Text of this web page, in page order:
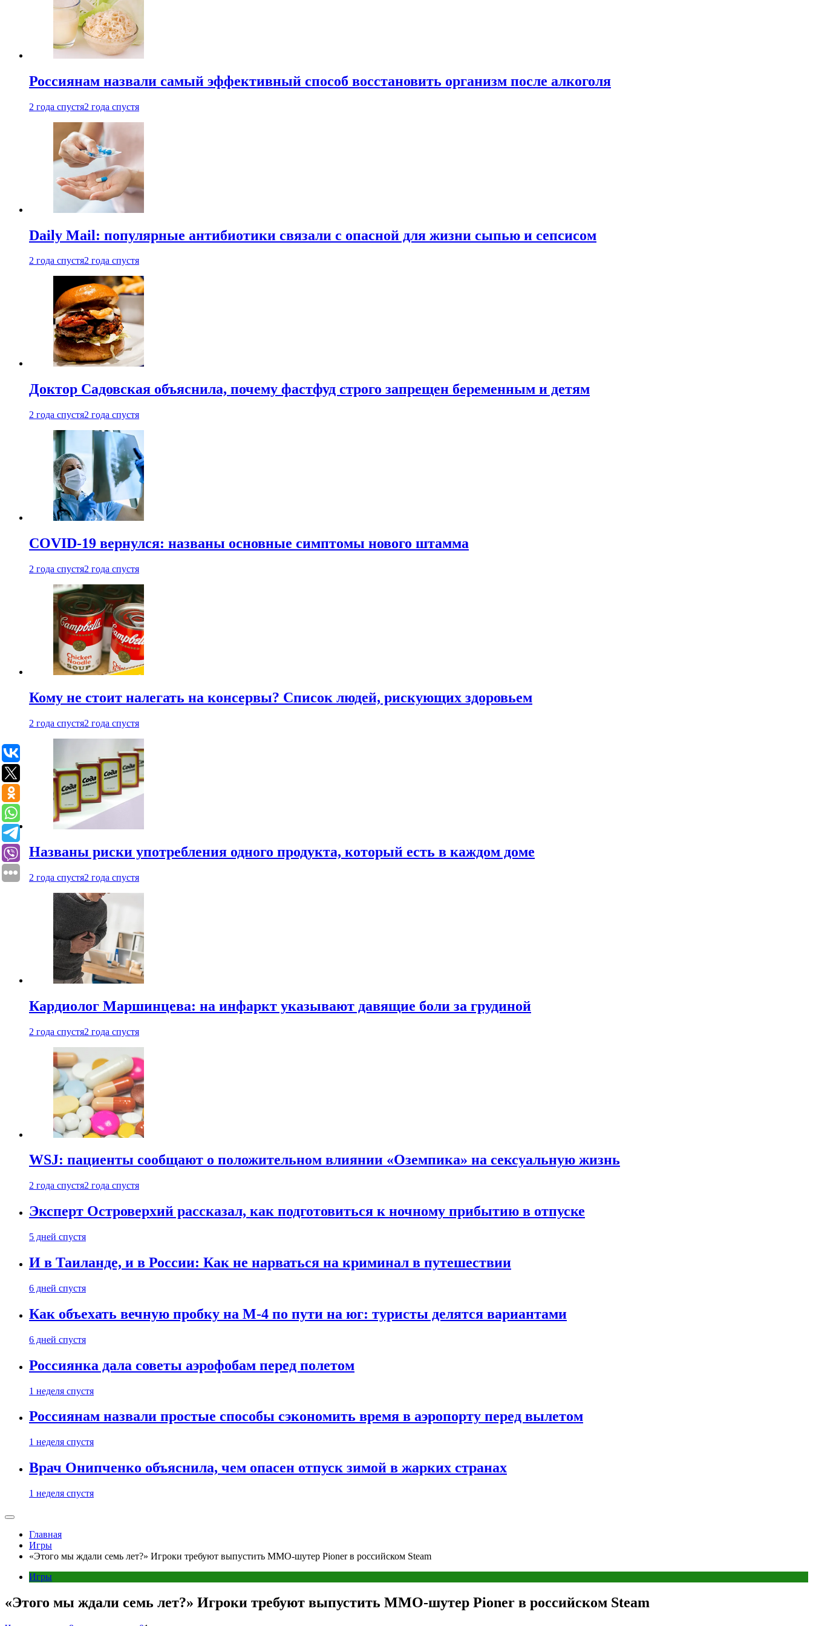
Россиянам назвали самый эффективный способ восстановить организм после алкоголя
2 года спустя2 года спустя
Daily Mail: популярные антибиотики связали с опасной для жизни сыпью и сепсисом
2 года спустя2 года спустя
Доктор Садовская объяснила, почему фастфуд строго запрещен беременным и детям
2 года спустя2 года спустя
COVID-19 вернулся: названы основные симптомы нового штамма
2 года спустя2 года спустя
Кому не стоит налегать на консервы? Список людей, рискующих здоровьем
2 года спустя2 года спустя
Названы риски употребления одного продукта, который есть в каждом доме
2 года спустя2 года спустя
Кардиолог Маршинцева: на инфаркт указывают давящие боли за грудиной
2 года спустя2 года спустя
WSJ: пациенты сообщают о положительном влиянии «Оземпика» на сексуальную жизнь
2 года спустя2 года спустя
Эксперт Островерхий рассказал, как подготовиться к ночному прибытию в отпуске
5 дней спустя
И в Таиланде, и в России: Как не нарваться на криминал в путешествии
6 дней спустя
Как объехать вечную пробку на М-4 по пути на юг: туристы делятся вариантами
6 дней спустя
Россиянка дала советы аэрофобам перед полетом
1 неделя спустя
Россиянам назвали простые способы сэкономить время в аэропорту перед вылетом
1 неделя спустя
Врач Онипченко объяснила, чем опасен отпуск зимой в жарких странах
1 неделя спустя
Главная
Игры
«Этого мы ждали семь лет?» Игроки требуют выпустить MMO-шутер Pioner в российском Steam
Игры
«Этого мы ждали семь лет?» Игроки требуют выпустить MMO-шутер Pioner в российском Steam